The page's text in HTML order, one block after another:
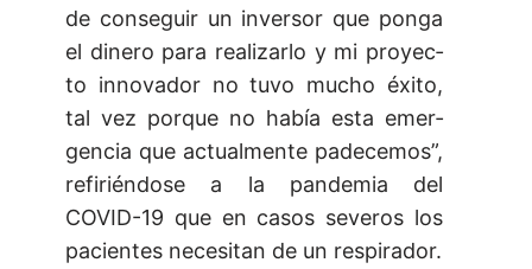
de con­se­guir un in­ver­sor que pon­ga
el di­ne­ro pa­ra re­a­li­zar­lo y mi pro­yec­
to in­no­va­dor no tu­vo mu­cho éxi­to,
tal vez por­que no ha­bía es­ta emer­
gen­cia que ac­tual­men­te pa­de­ce­mos”,
re­fi­rién­do­se a la pan­de­mia del
COVID-­19 que en ca­sos se­ve­ros los
pa­cien­tes ne­ce­si­tan de un res­pi­ra­dor.